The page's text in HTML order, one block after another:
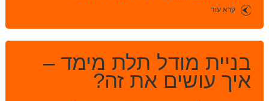
קרא עוד
בניית מודל תלת מימד –
איך עושים את זה?